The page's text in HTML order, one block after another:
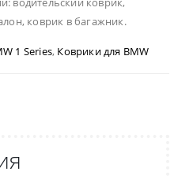
коврик в багажник.
1 Series, Коврики для BMW